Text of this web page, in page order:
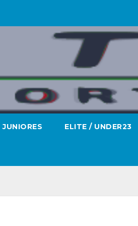
JUNIORES ELITE / UNDER23